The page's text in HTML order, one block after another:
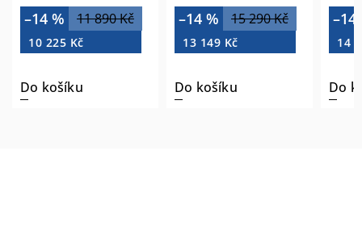
11 890 Kč
–14 %
10 225 Kč
Do košíku
15 290 Kč
–14 %
13 149 Kč
Do košíku
–14
14
Do